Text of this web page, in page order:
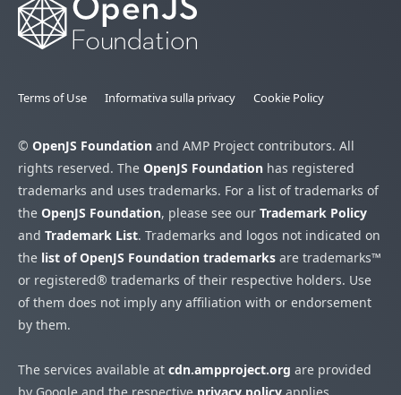
Terms of Use Informativa sulla privacy Cookie Policy
© OpenJS Foundation and AMP Project contributors. All
rights reserved. The OpenJS Foundation has registered
trademarks and uses trademarks. For a list of trademarks of
the OpenJS Foundation, please see our Trademark Policy
and Trademark List. Trademarks and logos not indicated on
the list of OpenJS Foundation trademarks are trademarks™
or registered® trademarks of their respective holders. Use
of them does not imply any affiliation with or endorsement
by them.
The services available at cdn.ampproject.org are provided